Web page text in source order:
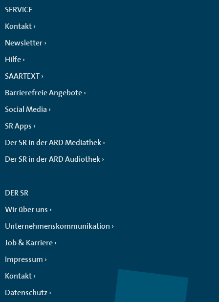
SERVICE
Kontakt
Newsletter
Hilfe
SAARTEXT
Barrierefreie Angebote
Social Media
SR Apps
Der SR in der ARD Mediathek
Der SR in der ARD Audiothek
DER SR
Wir über uns
Unternehmenskommunikation
Job & Karriere
Impressum
Kontakt
Datenschutz